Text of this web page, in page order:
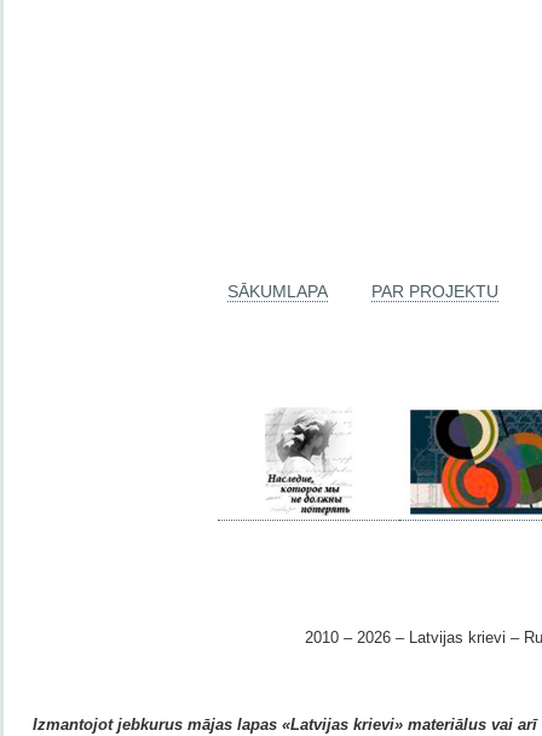
SĀKUMLAPA PAR PROJEKTU
2010 – 2026 – Latvijas krievi –
Izmantojot jebkurus mājas lapas «Latvijas krievi» materiālus vai